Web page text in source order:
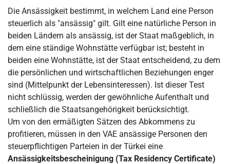
Die Ansässigkeit bestimmt, in welchem Land eine Person
steuerlich als "ansässig" gilt. Gilt eine natürliche Person in
beiden Ländern als ansässig, ist der Staat maßgeblich, in
dem eine ständige Wohnstätte verfügbar ist; besteht in
beiden eine Wohnstätte, ist der Staat entscheidend, zu dem
die persönlichen und wirtschaftlichen Beziehungen enger
sind (Mittelpunkt der Lebensinteressen). Ist dieser Test
nicht schlüssig, werden der gewöhnliche Aufenthalt und
schließlich die Staatsangehörigkeit berücksichtigt.
Um von den ermäßigten Sätzen des Abkommens zu
profitieren, müssen in den VAE ansässige Personen den
steuerpflichtigen Parteien in der Türkei eine
Ansässigkeitsbescheinigung (Tax Residency Certificate)